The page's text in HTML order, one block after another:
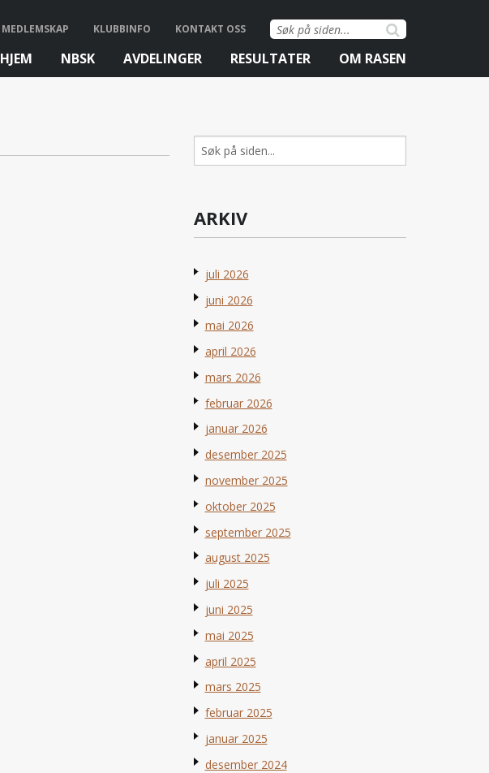
Søk
etter:
MEDLEMSKAP KLUBBINFO KONTAKT OSS
HJEM NBSK AVDELINGER RESULTATER OM RASEN
Søk
etter:
ARKIV
juli 2026
juni 2026
mai 2026
april 2026
mars 2026
februar 2026
januar 2026
desember 2025
november 2025
oktober 2025
september 2025
august 2025
juli 2025
juni 2025
mai 2025
april 2025
mars 2025
februar 2025
januar 2025
desember 2024